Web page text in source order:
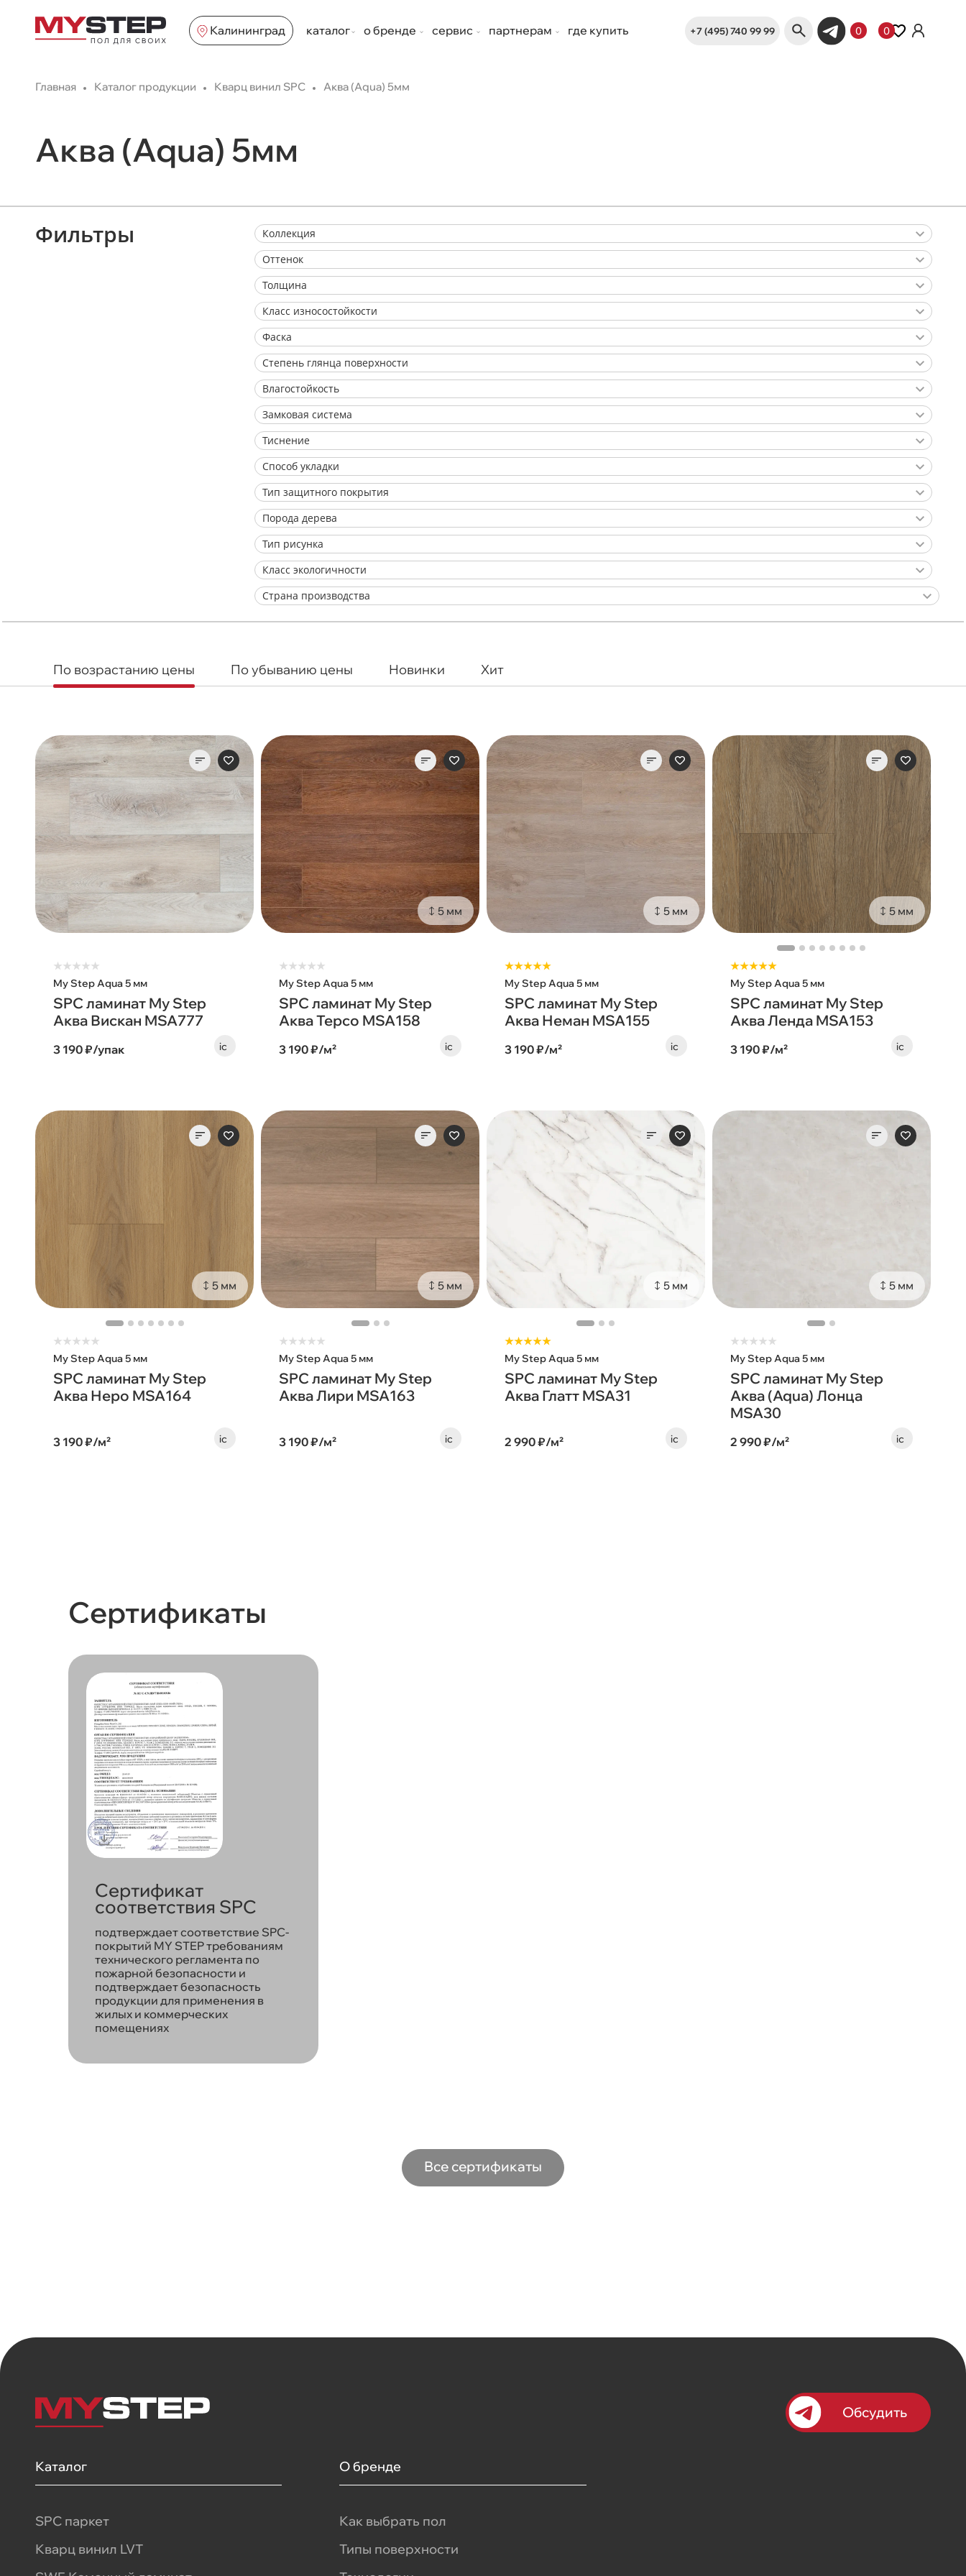
Калининград каталог о бренде сервис партнерам где купить +7 (495) 740 99 99 0 0
Главная Каталог продукции Кварц винил SPC Аква (Aqua) 5мм
Аква (Aqua) 5мм
Фильтры
Коллекция
Оттенок
Толщина
Класс износостойкости
Фаска
Степень глянца поверхности
Влагостойкость
Замковая система
Тиснение
Способ укладки
Тип защитного покрытия
Порода дерева
Тип рисунка
Класс экологичности
Страна производства
По возрастанию цены По убыванию цены Новинки Хит
★★★★★
My Step Aqua 5 мм
SPC ламинат My Step
Аква Вискан MSA777
3 190 ₽/упак
5 мм
★★★★★
My Step Aqua 5 мм
SPC ламинат My Step
Аква Терсо MSA158
3 190 ₽/м²
5 мм
★★★★★
My Step Aqua 5 мм
SPC ламинат My Step
Аква Неман MSA155
3 190 ₽/м²
5 мм
★★★★★
My Step Aqua 5 мм
SPC ламинат My Step
Аква Ленда MSA153
3 190 ₽/м²
5 мм
★★★★★
My Step Aqua 5 мм
SPC ламинат My Step
Аква Неро MSA164
3 190 ₽/м²
5 мм
★★★★★
My Step Aqua 5 мм
SPC ламинат My Step
Аква Лири MSA163
3 190 ₽/м²
5 мм
★★★★★
My Step Aqua 5 мм
SPC ламинат My Step
Аква Глатт MSA31
2 990 ₽/м²
5 мм
★★★★★
My Step Aqua 5 мм
SPC ламинат My Step
Аква (Aqua) Лонца
MSA30
2 990 ₽/м²
Сертификаты
Сертификат
соответствия SPC
подтверждает соответствие SPC-
покрытий MY STEP требованиям
технического регламента по
пожарной безопасности и
подтверждает безопасность
продукции для применения в
жилых и коммерческих
помещениях
Все сертификаты
Обсудить
Каталог
SPC паркет
Кварц винил LVT
О бренде
Как выбрать пол
Типы поверхности